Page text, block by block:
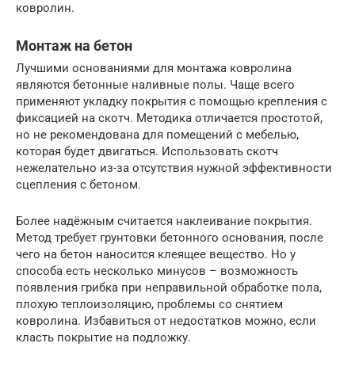
ковролин.
Монтаж на бетон
Лучшими основаниями для монтажа ковролина
являются бетонные наливные полы. Чаще всего
применяют укладку покрытия с помощью крепления с
фиксацией на скотч. Методика отличается простотой,
но не рекомендована для помещений с мебелью,
которая будет двигаться. Использовать скотч
нежелательно из-за отсутствия нужной эффективности
сцепления с бетоном.
Более надёжным считается наклеивание покрытия.
Метод требует грунтовки бетонного основания, после
чего на бетон наносится клеящее вещество. Но у
способа есть несколько минусов – возможность
появления грибка при неправильной обработке пола,
плохую теплоизоляцию, проблемы со снятием
ковролина. Избавиться от недостатков можно, если
класть покрытие на подложку.